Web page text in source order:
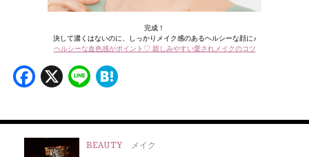
完成！
決して濃くはないのに、しっかりメイク感のあるヘルシーな顔に♪
ヘルシーな血色感がポイント♡ 親しみやすい愛されメイクのコツ
Facebook
X Line
BEAUTY メイク